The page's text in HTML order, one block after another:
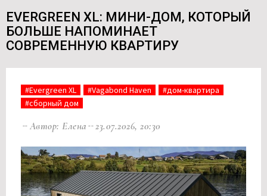
EVERGREEN XL: МИНИ-ДОМ, КОТОРЫЙ
БОЛЬШЕ НАПОМИНАЕТ
СОВРЕМЕННУЮ КВАРТИРУ
#Evergreen XL #Vagabond Haven
#дом-квартира
#сборный дом
Автор: Елена 23.07.2026, 20:30